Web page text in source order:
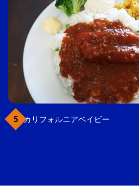
カリフォルニアベイビー